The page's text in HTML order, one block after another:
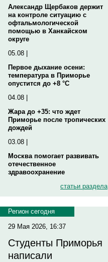
Александр Щербаков держит
на контроле ситуацию с
офтальмологической
помощью в Ханкайском
округе
05.08 |
Первое дыхание осени:
температура в Приморье
опустится до +8 °C
04.08 |
Жара до +35: что ждет
Приморье после тропических
дождей
03.08 |
Москва помогает развивать
отечественное
здравоохранение
статьи раздела
Регион сегодня
29 Мая 2026, 16:37
Студенты Приморья
написали